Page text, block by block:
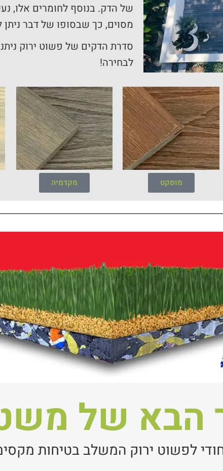
של הדק. בנוסף לחומרים אלו,
מסוים, כך שבסופו של דבר ניתן
לבחירה!
מוסקט מקדמיה
הבא של
לפשוט ירוק המשלב בטיחות